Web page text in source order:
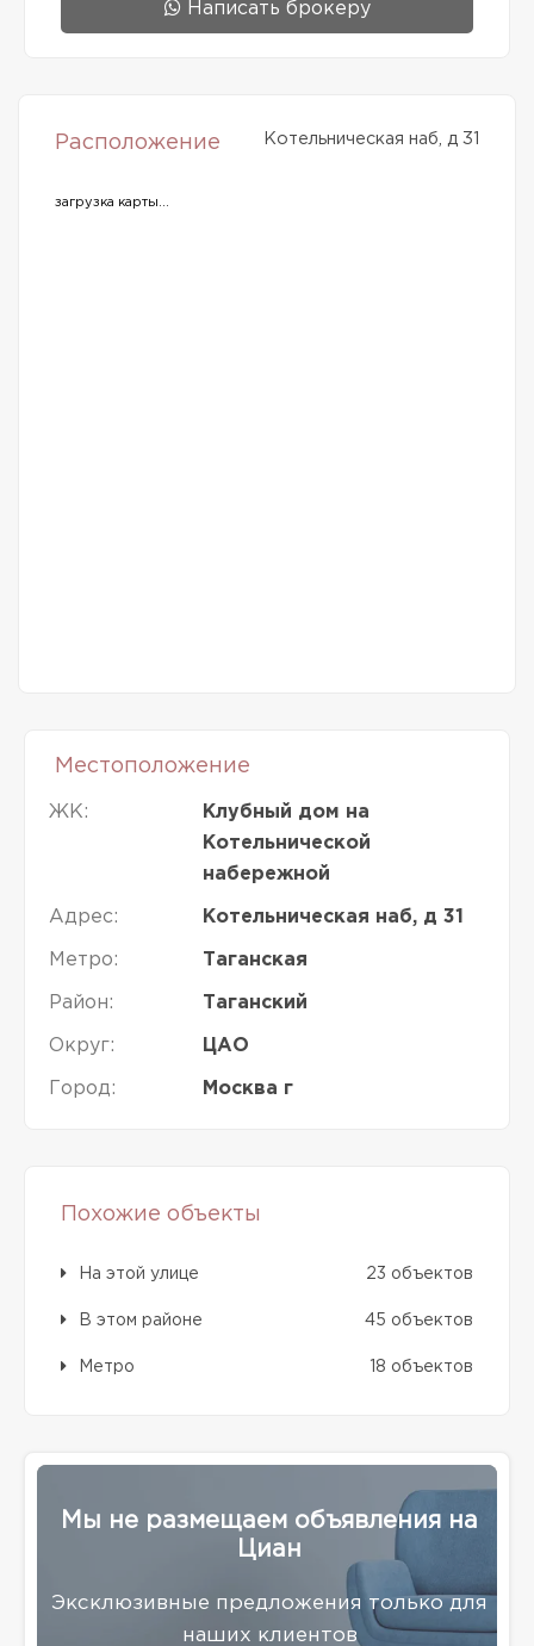
Написать брокеру
Расположение Котельническая наб, д 31
загрузка карты...
Местоположение
ЖК:
Клубный дом на
Котельнической
набережной
Адрес: Котельническая наб, д 31
Метро: Таганская
Район: Таганский
Округ: ЦАО
Город: Москва г
Похожие объекты
На этой улице 23 объектов
В этом районе 45 объектов
Метро 18 объектов
Мы не размещаем объявления на
Циан
Эксклюзивные предложения только для
наших клиентов